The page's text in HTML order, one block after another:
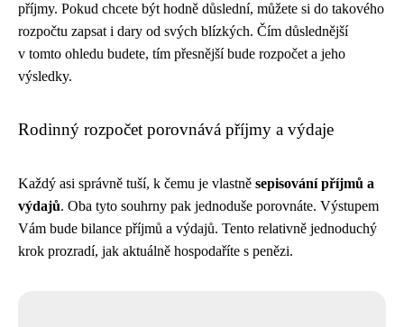
příjmy. Pokud chcete být hodně důslední, můžete si do takového
rozpočtu zapsat i dary od svých blízkých. Čím důslednější
v tomto ohledu budete, tím přesnější bude rozpočet a jeho
výsledky.
Rodinný rozpočet porovnává příjmy a výdaje
Každý asi správně tuší, k čemu je vlastně sepisování příjmů a
výdajů. Oba tyto souhrny pak jednoduše porovnáte. Výstupem
Vám bude bilance příjmů a výdajů. Tento relativně jednoduchý
krok prozradí, jak aktuálně hospodaříte s penězi.